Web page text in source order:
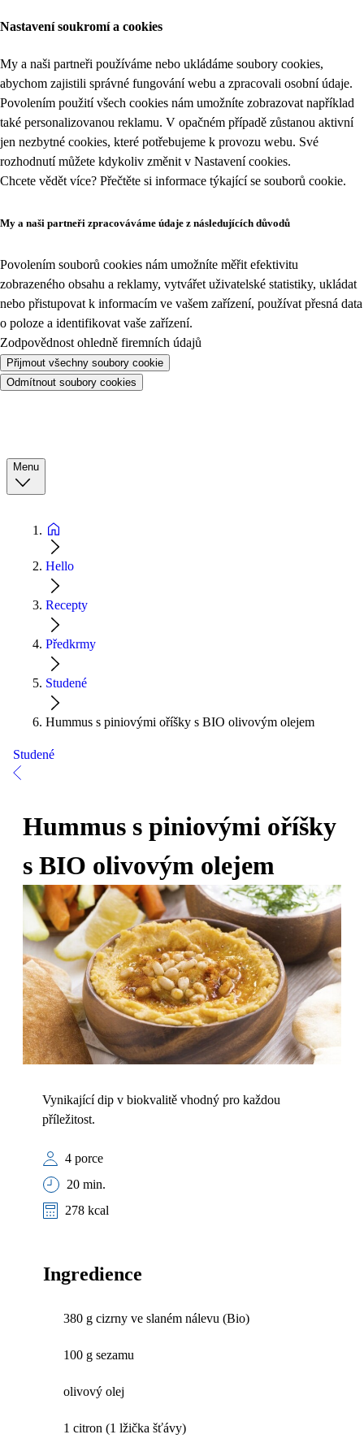
Nastavení soukromí a cookies
My a naši partneři používáme nebo ukládáme soubory cookies,
abychom zajistili správné fungování webu a zpracovali osobní údaje.
Povolením použití všech cookies nám umožníte zobrazovat například
také personalizovanou reklamu. V opačném případě zůstanou aktivní
jen nezbytné cookies, které potřebujeme k provozu webu. Své
rozhodnutí můžete kdykoliv změnit v Nastavení cookies.
Chcete vědět více? Přečtěte si informace týkající se souborů cookie.
My a naši partneři zpracováváme údaje z následujících důvodů
Povolením souborů cookies nám umožníte měřit efektivitu
zobrazeného obsahu a reklamy, vytvářet uživatelské statistiky, ukládat
nebo přistupovat k informacím ve vašem zařízení, používat přesná data
o poloze a identifikovat vaše zařízení.
Zodpovědnost ohledně firemních údajů
Přijmout všechny soubory cookie
Odmítnout soubory cookies
Menu
Hello
Recepty
Předkrmy
Studené
Hummus s piniovými oříšky s BIO olivovým olejem
Studené
Hummus s piniovými oříšky
s BIO olivovým olejem
Vynikající dip v biokvalitě vhodný pro každou
příležitost.
4 porce
20 min.
278 kcal
Ingredience
380 g cizrny ve slaném nálevu (Bio)
100 g sezamu
olivový olej
1 citron (1 lžička šťávy)